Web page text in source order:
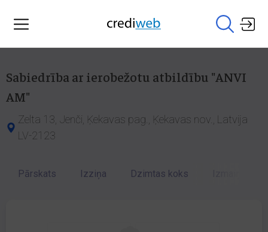
Sabiedrība ar ierobežotu atbildību "ANVI
AM"
Zelta 13, Jenči, Ķekavas pag., Ķekavas nov., Latvija
LV-2123
Pārskats Izziņa Dzimtas koks